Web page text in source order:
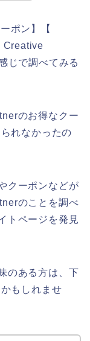
ポン】【
Creative
じで調べてみる
のお得なクー
れなかったの
クーポンなどが
のことを調べ
トページを発見
のある方は、下
もしれませ